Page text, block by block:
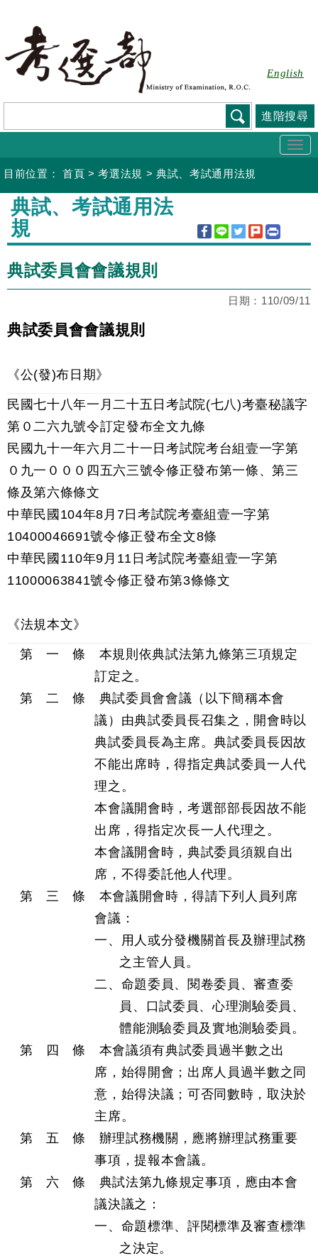
要
容
English
進階搜尋
目前位置： 首頁 >考選法規 >典試、考試通用法規
:::
典試、考試通用法
規
典試委員會會議規則
日期： 110/09/11
典試委員會會議規則
《公(發)布日期》
民國七十八年一月二十五日考試院(七八)考臺秘議字
第０二六九號令訂定發布全文九條
民國九十一年六月二十一日考試院考台組壹一字第
０九一０００四五六三號令修正發布第一條、第三
條及第六條條文
中華民國104年8月7日考試院考臺組壹一字第
10400046691號令修正發布全文8條
中華民國110年9月11日考試院考臺組壹一字第
11000063841號令修正發布第3條條文
《法規本文》
第 一 條 本規則依典試法第九條第三項規定
訂定之。
第 二 條 典試委員會會議（以下簡稱本會
議）由典試委員長召集之，開會時以
典試委員長為主席。典試委員長因故
不能出席時，得指定典試委員一人代
理之。
本會議開會時，考選部部長因故不能
出席，得指定次長一人代理之。
本會議開會時，典試委員須親自出
席，不得委託他人代理。
第 三 條 本會議開會時，得請下列人員列席
會議：
一、用人或分發機關首長及辦理試務
之主管人員。
二、命題委員、閱卷委員、審查委
員、口試委員、心理測驗委員、
體能測驗委員及實地測驗委員。
第 四 條 本會議須有典試委員過半數之出
席，始得開會；出席人員過半數之同
意，始得決議；可否同數時，取決於
主席。
第 五 條 辦理試務機關，應將辦理試務重要
事項，提報本會議。
第 六 條 典試法第九條規定事項，應由本會
議決議之：
一、命題標準、評閱標準及審查標準
之決定。